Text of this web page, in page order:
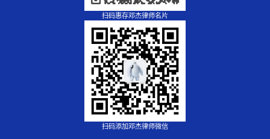
扫码惠存邓杰律师名片
扫码添加邓杰律师微信